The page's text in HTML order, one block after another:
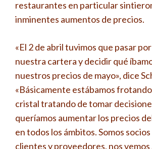
restaurantes en particular
inminentes aumentos de precios.
«El 2 de abril tuvimos que pasar
nuestra cartera y decidir qué
nuestros precios de mayo», dice
«Básicamente estábamos
cristal tratando de tomar
queríamos aumentar los precios
en todos los ámbitos. Somos
clientes y proveedores, nos